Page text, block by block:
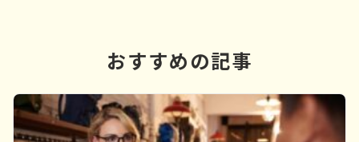
おすすめの記事